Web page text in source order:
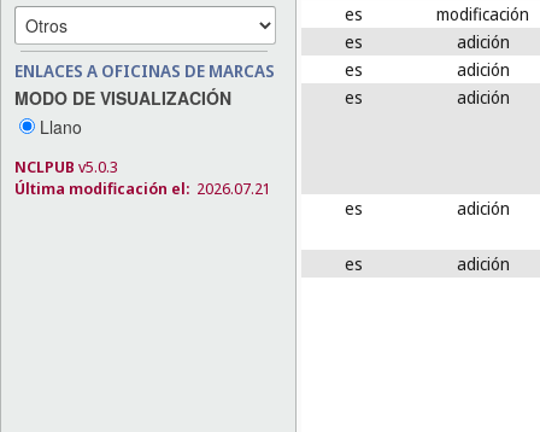
ENLACES A OFICINAS DE MARCAS
MODO DE VISUALIZACIÓN
Llano
NCLPUB v5.0.3
Última modificación el: 2026.07.21
es
modificación
es
adición
es
adición
es
adición
es adición
es adición